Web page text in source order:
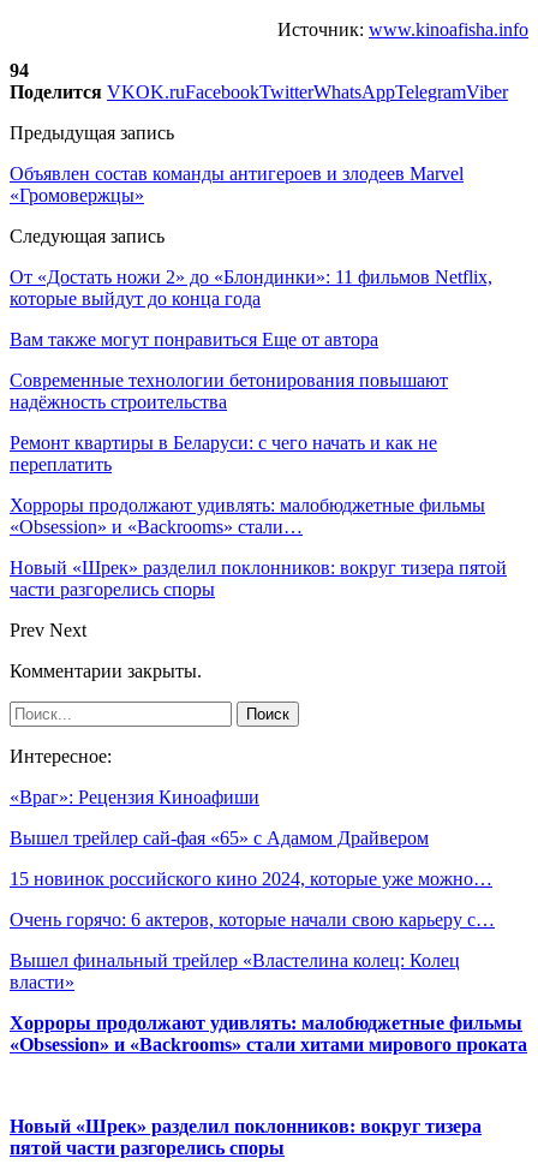
Источник: www.kinoafisha.info
94
Поделится VKOK.ruFacebookTwitterWhatsAppTelegramViber
Предыдущая запись
Объявлен состав команды антигероев и злодеев Marvel
«Громовержцы»
Следующая запись
От «Достать ножи 2» до «Блондинки»: 11 фильмов Netflix,
которые выйдут до конца года
Вам также могут понравиться Еще от автора
Современные технологии бетонирования повышают
надёжность строительства
Ремонт квартиры в Беларуси: с чего начать и как не
переплатить
Хорроры продолжают удивлять: малобюджетные фильмы
«Obsession» и «Backrooms» стали…
Новый «Шрек» разделил поклонников: вокруг тизера пятой
части разгорелись споры
Prev Next
Комментарии закрыты.
Интересное:
«Враг»: Рецензия Киноафиши
Вышел трейлер сай-фая «65» с Адамом Драйвером
15 новинок российского кино 2024, которые уже можно…
Очень горячо: 6 актеров, которые начали свою карьеру с…
Вышел финальный трейлер «Властелина колец: Колец
власти»
Хорроры продолжают удивлять: малобюджетные фильмы
«Obsession» и «Backrooms» стали хитами мирового проката
Новый «Шрек» разделил поклонников: вокруг тизера
пятой части разгорелись споры